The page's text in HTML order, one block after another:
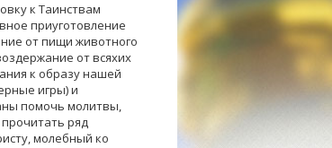
к Таинствам
приуготовление
от пищи животного
от всяхих
к образу нашей
игры) и
помочь молитвы,
ряд
молебный ко